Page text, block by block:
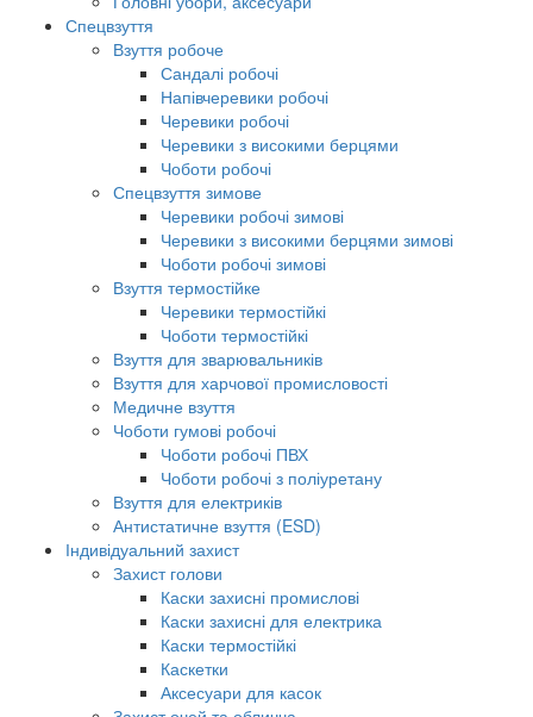
Спецвзуття
Взуття робоче
Сандалі робочі
Напівчеревики робочі
Черевики робочі
Черевики з високими берцями
Чоботи робочі
Спецвзуття зимове
Черевики робочі зимові
Черевики з високими берцями зимові
Чоботи робочі зимові
Взуття термостійке
Черевики термостійкі
Чоботи термостійкі
Взуття для зварювальників
Взуття для харчової промисловості
Медичне взуття
Чоботи гумові робочі
Чоботи робочі ПВХ
Чоботи робочі з поліуретану
Взуття для електриків
Антистатичне взуття (ESD)
Індивідуальний захист
Захист голови
Каски захисні промислові
Каски захисні для електрика
Каски термостійкі
Каскетки
Аксесуари для касок